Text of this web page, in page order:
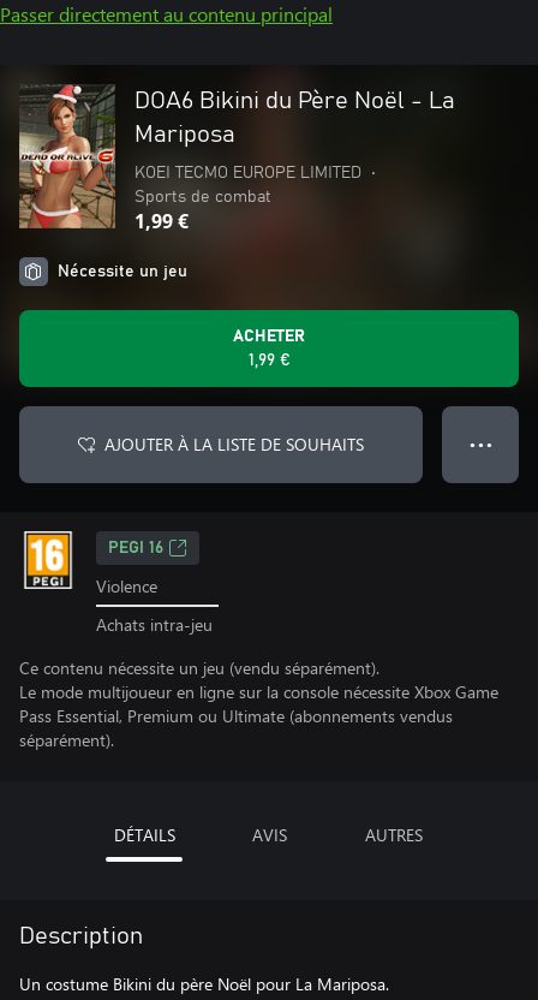
Passer directement au contenu principal
DOA6 Bikini du Père Noël - La
Mariposa
KOEI TECMO EUROPE LIMITED
•
Sports de combat
1,99 €
Nécessite un jeu
ACHETER
1,99 €
AJOUTER À LA LISTE DE SOUHAITS ● ● ●
PEGI 16
Violence
Achats intra-jeu
Ce contenu nécessite un jeu (vendu séparément).
Le mode multijoueur en ligne sur la console nécessite Xbox Game
Pass Essential, Premium ou Ultimate (abonnements vendus
séparément).
DÉTAILS AVIS AUTRES
Description
Un costume Bikini du père Noël pour La Mariposa.